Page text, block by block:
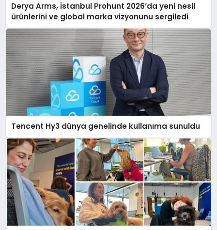
Derya Arms, İstanbul Prohunt 2026’da yeni nesil
ürünlerini ve global marka vizyonunu sergiledi
Tencent Hy3 dünya genelinde kullanıma sunuldu